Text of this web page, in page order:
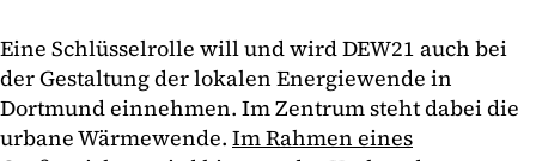
Eine Schlüsselrolle will und wird DEW21 auch bei
der Gestaltung der lokalen Energiewende in
Dortmund einnehmen. Im Zentrum steht dabei die
urbane Wärmewende. Im Rahmen eines